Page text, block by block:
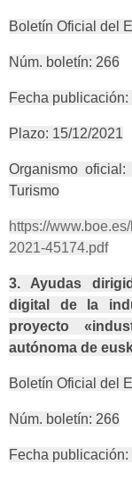
Boletín Oficial del
Núm. boletín: 266
Fecha publicación:
Plazo: 15/12/2021
Organismo
Turismo
https://
2021-45174.pdf
3. Ayudas
digital de la
proyecto
autónoma de
Boletín Oficial del
Núm. boletín: 266
Fecha publicación: